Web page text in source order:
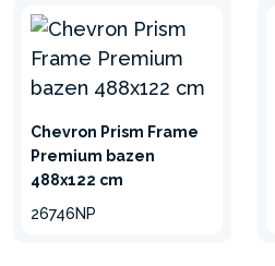
Chevron Prism Frame
Premium bazen
488x122 cm
26746NP